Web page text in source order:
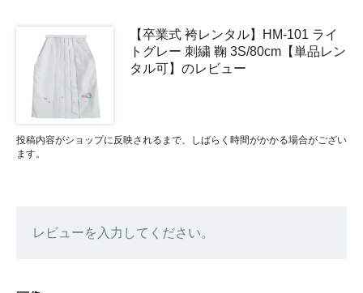
【卒業式 袴レンタル】HM-101 ライ
トグレー 刺繍 鞠 3S/80cm【単品レン
タル可】のレビュー
投稿内容がショップに反映されるまで、しばらく時間がかかる場合がござい
ます。
レビューを入力してください。